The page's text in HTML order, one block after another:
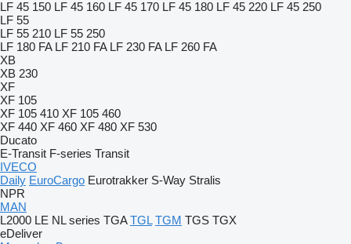
LF 45 150 LF 45 160 LF 45 170 LF 45 180 LF 45 220 LF 45 250
LF 55
LF 55 210 LF 55 250
LF 180 FA LF 210 FA LF 230 FA LF 260 FA
XB
XB 230
XF
XF 105
XF 105 410 XF 105 460
XF 440 XF 460 XF 480 XF 530
Ducato
E-Transit F-series Transit
IVECO
Daily EuroCargo Eurotrakker S-Way Stralis
NPR
MAN
L2000 LE NL series TGA TGL TGM TGS TGX
eDeliver